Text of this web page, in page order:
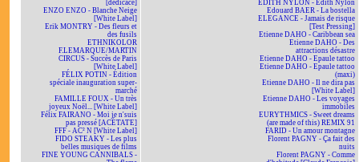
[dédicacé]
ENZO ENZO - Blanche Neige
[White Label]
Erik MONTRY - Des fleurs et
des fusils
ETHNIKOLOR
F.LEMARQUE/MARTIN
CIRCUS - Succès de Paris
[White Label]
FÉLIX POTIN - Édition
spéciale inauguration super-
marché
FAMILLE FOUX - Un très
joyeux Noël... [White Label]
Félix FAIRANO - Moi je n'suis
pas pressé [ACÉTATE]
FFF - AC² N [White Label]
FIDO STEAKY - Les plus
belles musiques de films
FINE YOUNG CANNIBALS -
EDITH NYLON - Edith Nylon
Edouard BAER - La bostella
ELEGANCE - Jamais de risque
[Test Pressing]
Etienne DAHO - Caribbean sea
Etienne DAHO - Des
attractions désastre
Etienne DAHO - Epaule tattoo
Etienne DAHO - Epaule tattoo
(maxi)
Etienne DAHO - Il ne dira pas
[White Label]
Etienne DAHO - Les voyages
immobiles
EURYTHMICS - Sweet dreams
(are made of this) REMIX 91
FARID - Un amour montagne
Florent PAGNY - Ça fait des
nuits
Florent PAGNY - Comme